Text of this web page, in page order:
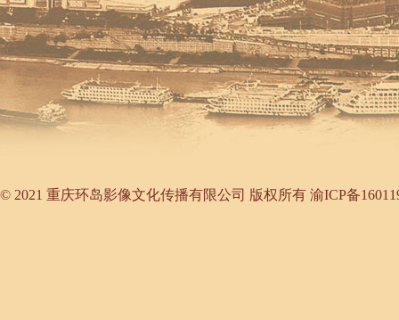
© 2021 重庆环岛影像文化传播有限公司 版权所有 渝ICP备